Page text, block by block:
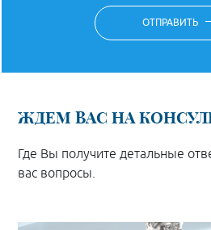
ОТПРАВИТЬ
ЖДЕМ ВАС НА
Где Вы получите детальные
вас вопросы.